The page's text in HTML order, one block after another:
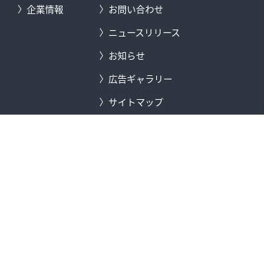
企業情報
お問い合わせ
ニュースリリース
お知らせ
広告ギャラリー
サイトマップ